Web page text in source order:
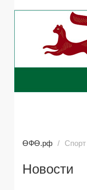
ӨФӨ.рф Спорт
Новости